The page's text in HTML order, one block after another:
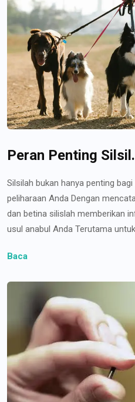
Peran Penting
Silsilah bukan hanya penting
peliharaan Anda Dengan
dan betina silislah memberikan
usul anabul Anda Terutama
Baca